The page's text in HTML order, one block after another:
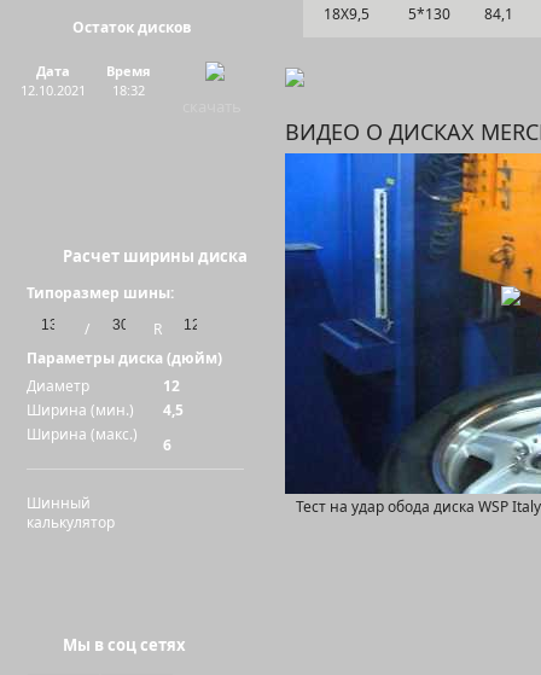
18Х9,5 5*130 84,1
ВИДЕО О ДИСКАХ
Тест на удар обода диска WSP
Остаток дисков
Дата
12.10.2021
Время
18:32
Расчет ширины диска
Типоразмер шины:
/
R
Параметры диска (дюйм)
Диаметр
12
Ширина (мин.)
4,5
Ширина (макс.)
6
Шинный
калькулятор
Мы в соц сетях